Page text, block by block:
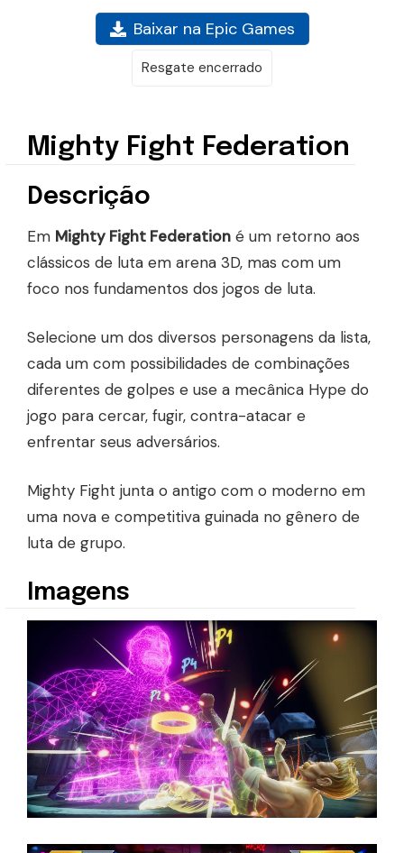
Baixar na Epic Games
Resgate encerrado
Mighty Fight Federation
Descrição
Em Mighty Fight Federation é um retorno aos
clássicos de luta em arena 3D, mas com um
foco nos fundamentos dos jogos de luta.
Selecione um dos diversos personagens da lista,
cada um com possibilidades de combinações
diferentes de golpes e use a mecânica Hype do
jogo para cercar, fugir, contra-atacar e
enfrentar seus adversários.
Mighty Fight junta o antigo com o moderno em
uma nova e competitiva guinada no gênero de
luta de grupo.
Imagens